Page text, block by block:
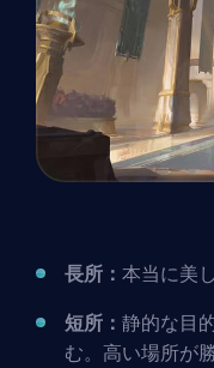
長所： 本当に美
短所： 静的な目
む。高い場所が